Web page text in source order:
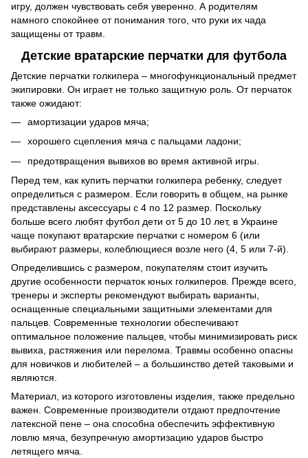
игру, должен чувствовать себя уверенно. А родителям
намного спокойнее от понимания того, что руки их чада
защищены от травм.
Детские вратарские перчатки для футбола
Детские перчатки голкипера – многофункциональный предмет
экипировки. Он играет не только защитную роль. От перчаток
также ожидают:
амортизации ударов мяча;
хорошего сцепления мяча с пальцами ладони;
предотвращения вывихов во время активной игры.
Перед тем, как купить перчатки голкипера ребенку, следует
определиться с размером. Если говорить в общем, на рынке
представлены аксессуары с 4 по 12 размер. Поскольку
больше всего любят футбол дети от 5 до 10 лет, в Украине
чаще покупают вратарские перчатки с номером 6 (или
выбирают размеры, колеблющиеся возле него (4, 5 или 7-й).
Определившись с размером, покупателям стоит изучить
другие особенности перчаток юных голкиперов. Прежде всего,
тренеры и эксперты рекомендуют выбирать варианты,
оснащенные специальными защитными элементами для
пальцев. Современные технологии обеспечивают
оптимальное положение пальцев, чтобы минимизировать риск
вывиха, растяжения или перелома. Травмы особенно опасны
для новичков и любителей – а большинство детей таковыми и
являются.
Материал, из которого изготовлены изделия, также предельно
важен. Современные производители отдают предпочтение
латексной пене – она способна обеспечить эффективную
ловлю мяча, безупречную амортизацию ударов быстро
летящего мяча.